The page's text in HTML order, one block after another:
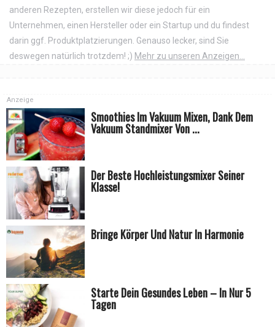
anderen Rezepten, erstellen wir diese jedoch für ein
Unternehmen, einen Hersteller oder ein Startup und du findest
darin ggf. Produktplatzierungen. Genauso lecker, sind Sie
deswegen natürlich trotzdem! ;) Mehr zu unseren Anzeigen...
Smoothies Im Vakuum Mixen, Dank Dem
Vakuum Standmixer Von ...
Der Beste Hochleistungsmixer Seiner
Klasse!
Bringe Körper Und Natur In Harmonie
Starte Dein Gesundes Leben – In Nur 5
Tagen
Anzeige